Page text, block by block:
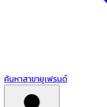
ค้นหาสาขายูเฟรนด์